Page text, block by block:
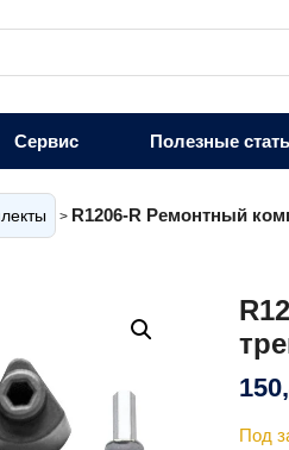
Сервис Полезные
> R1206-R Ремонтный
Под